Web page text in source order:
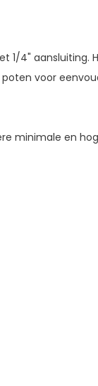
1/4" aansluiting.
voor
minimale en